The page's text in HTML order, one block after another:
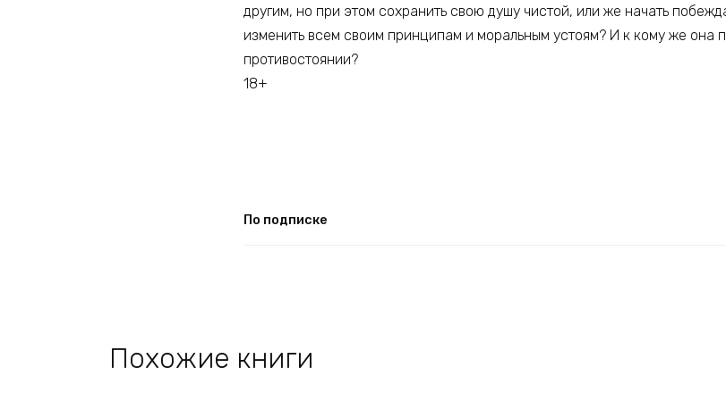
другим, но при этом сохранить свою душу чистой, или же начать
изменить всем своим принципам и моральным устоям? И к кому же она
противостоянии?
18+
По подписке
Похожие книги